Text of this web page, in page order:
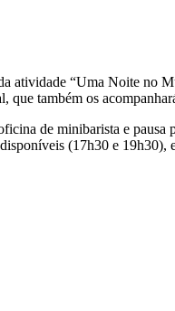
atividade “Uma Noite no
também os
de minibarista e
(17h30 e